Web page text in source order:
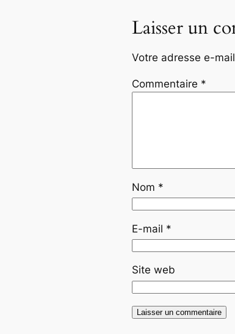
Laisser un
Votre adresse e-
Commentaire *
Nom *
E-mail *
Site web